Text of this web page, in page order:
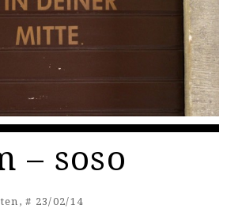
– soso
# 23/02/14